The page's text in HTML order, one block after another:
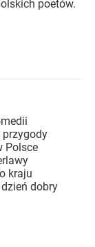
poetów.
przygody
Polsce
kraju
dobry